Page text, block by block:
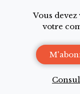
Vous
votre